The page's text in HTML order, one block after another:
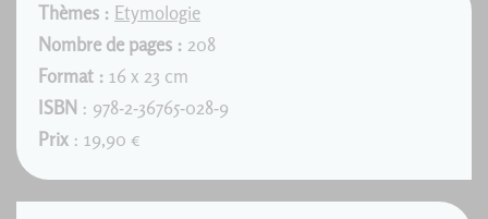
Thèmes : Etymologie
Nombre de pages : 208
Format : 16 x 23 cm
ISBN : 978-2-36765-028-9
Prix : 19,90 €